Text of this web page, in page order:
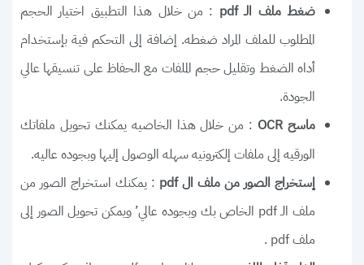
ضغط ملف الـ pdf
: من خلال هذا التطبيق اختيار الحجم
المطلوب للملف المراد ضغطه. إضافة إلى التحكم فية بإستخدام
أداه الضغط وتقليل حجم الملفات مع الحفاظ على تنسيقها عالي
الجودة.
ماسح OCR
: من خلال هذا الخاصيه يمكنك تحويل ملفاتك
الورقيه إلى ملفات إلكترونيه سهله الوصول إليها وبجوده عاليه.
إستخراج الصور من ملف ال pdf
: يمكنك استخراج الصور من
ملف الـ pdf الخاص بك وبجوده عالي’ ويمكن تحويل الصور إلى
ملف pdf .